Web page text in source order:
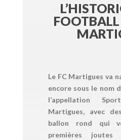
Le FC Martigues va
encore sous le nom
l’appellation
Martigues, avec
ballon rond qui
premières